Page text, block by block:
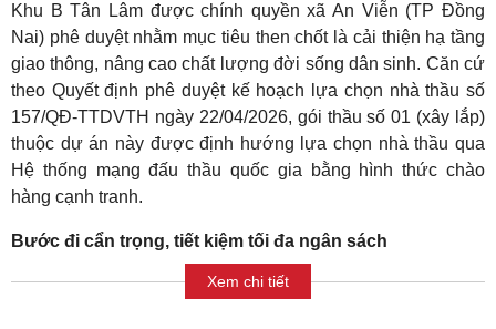
Khu B Tân Lâm được chính quyền xã An Viễn (TP Đồng
Nai) phê duyệt nhằm mục tiêu then chốt là cải thiện hạ tầng
giao thông, nâng cao chất lượng đời sống dân sinh. Căn cứ
theo Quyết định phê duyệt kế hoạch lựa chọn nhà thầu số
157/QĐ-TTDVTH ngày 22/04/2026, gói thầu số 01 (xây lắp)
thuộc dự án này được định hướng lựa chọn nhà thầu qua
Hệ thống mạng đấu thầu quốc gia bằng hình thức chào
hàng cạnh tranh.
Bước đi cẩn trọng, tiết kiệm tối đa ngân sách
Xem chi tiết